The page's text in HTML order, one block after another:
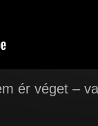
ér véget –